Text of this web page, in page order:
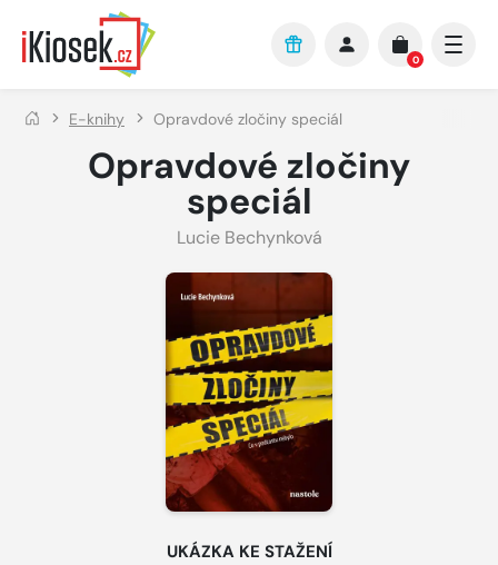
Přejít na hlavní obsah
0
E-knihy Opravdové zločiny speciál
Opravdové zločiny
speciál
Lucie Bechynková
UKÁZKA KE STAŽENÍ